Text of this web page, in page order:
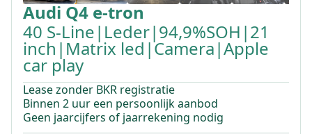
AudiQ4 e-tron
40 S-Line|Leder|94,9%SOH|21
inch|Matrix led|Camera|Apple
car play
Lease zonder BKR registratie
Binnen 2 uur een persoonlijk aanbod
Geen jaarcijfers of jaarrekening nodig